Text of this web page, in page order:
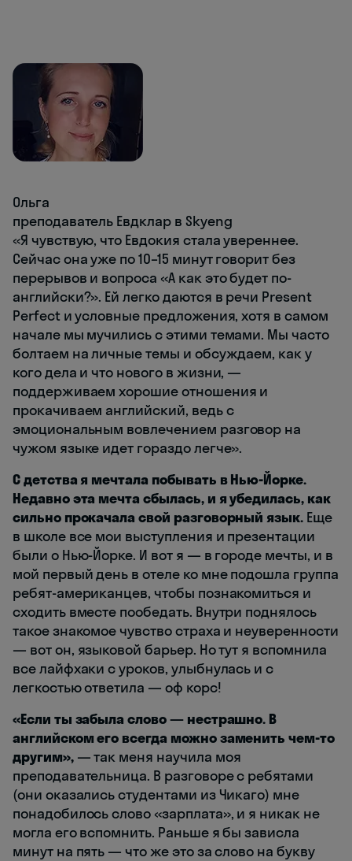
Ольга
преподаватель Евдклар в Skyeng
«Я чувствую, что Евдокия стала увереннее.
Сейчас она уже по 10–15 минут говорит без
перерывов и вопроса «А как это будет по-
английски?». Ей легко даются в речи Present
Perfect и условные предложения, хотя в самом
начале мы мучились с этими темами. Мы часто
болтаем на личные темы и обсуждаем, как у
кого дела и что нового в жизни, —
поддерживаем хорошие отношения и
прокачиваем английский, ведь с
эмоциональным вовлечением разговор на
чужом языке идет гораздо легче».
С детства я мечтала побывать в Нью-Йорке.
Недавно эта мечта сбылась, и я убедилась, как
сильно прокачала свой разговорный язык. Еще
в школе все мои выступления и презентации
были о Нью-Йорке. И вот я — в городе мечты, и в
мой первый день в отеле ко мне подошла группа
ребят-американцев, чтобы познакомиться и
сходить вместе пообедать. Внутри поднялось
такое знакомое чувство страха и неуверенности
— вот он, языковой барьер. Но тут я вспомнила
все лайфхаки с уроков, улыбнулась и с
легкостью ответила — оф корс!
«Если ты забыла слово — нестрашно. В
английском его всегда можно заменить чем-то
другим»,— так меня научила моя
преподавательница. В разговоре с ребятами
(они оказались студентами из Чикаго) мне
понадобилось слово «зарплата», и я никак не
могла его вспомнить. Раньше я бы зависла
минут на пять — что же это за слово на букву